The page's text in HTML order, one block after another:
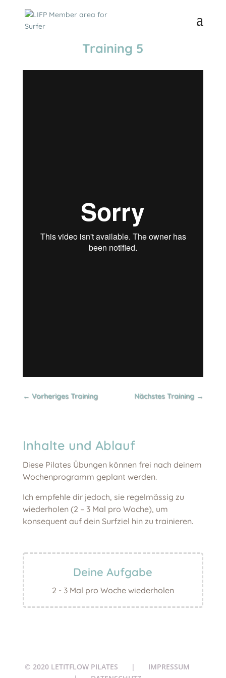
Training 5
Nächstes Training
Vorheriges Training
Inhalte und Ablauf
Diese Pilates Übungen können frei nach deinem
Wochenprogramm geplant werden.
Ich empfehle dir jedoch, sie regelmässig zu
wiederholen (2 – 3 Mal pro Woche), um
konsequent auf dein Surfziel hin zu trainieren.
Deine Aufgabe
2 - 3 Mal pro Woche wiederholen
© 2020 LETITFLOW PILATES |
IMPRESSUM